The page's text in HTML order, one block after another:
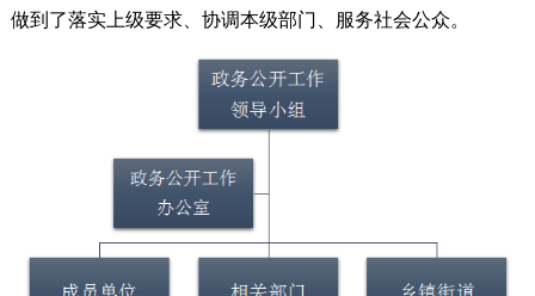
做到了落实上级要求、协调本级部门、服务社会公众。